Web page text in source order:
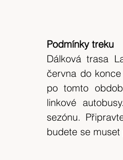
Podmínky treku
Dálková trasa
června do
po tomto
linkové
sezónu.
budete se